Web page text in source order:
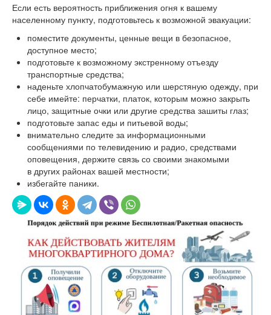
Если есть вероятность приближения огня к вашему
населенному пункту, подготовьтесь к возможной эвакуации:
поместите документы, ценные вещи в безопасное,
доступное место;
подготовьте к возможному экстренному отъезду
транспортные средства;
наденьте хлопчатобумажную или шерстяную одежду, при
себе имейте: перчатки, платок, которым можно закрыть
лицо, защитные очки или другие средства зашиты глаз;
подготовьте запас еды и питьевой воды;
внимательно следите за информационными
сообщениями по телевидению и радио, средствами
оповещения, держите связь со своими знакомыми
в других районах вашей местности;
избегайте паники.